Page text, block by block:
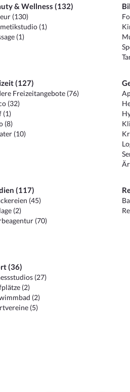
& Wellness (132)
(130)
(1)
(1)
(127)
Freizeitangebote (76)
(32)
(1)
(8)
(10)
(117)
(45)
(2)
(70)
(36)
(27)
(2)
(2)
(5)